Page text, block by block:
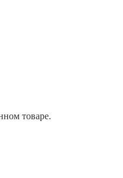
товаре.